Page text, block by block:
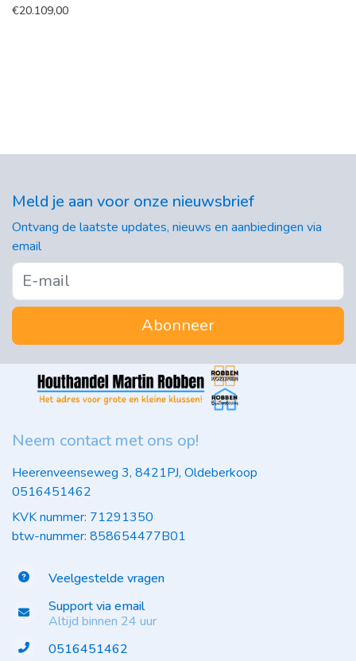
€20.109,00
Meld je aan voor onze nieuwsbrief
Ontvang de laatste updates, nieuws en aanbiedingen via
email
Abonneer
Neem contact met ons op!
Heerenveenseweg 3, 8421PJ, Oldeberkoop
0516451462
KVK nummer: 71291350
btw-nummer: 858654477B01
Veelgestelde vragen
Support via email
Altijd binnen 24 uur
0516451462